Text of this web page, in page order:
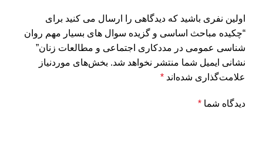
اولین نفری باشید که دیدگاهی را ارسال می کنید برای
“چکیده مباحث اساسی و گزیده سوال های بسیار مهم روان
شناسی عمومی در مددکاری اجتماعی و مطالعات زنان”
نشانی ایمیل شما منتشر نخواهد شد. بخش‌های موردنیاز
علامت‌گذاری شده‌اند *
دیدگاه شما *